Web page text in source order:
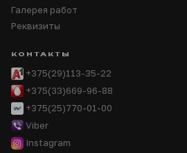
Галерея работ
Реквизиты
КОНТАКТЫ
+375(29)113-35-22
+375(33)669-96-88
+375(25)770-01-00
Viber
Instagram